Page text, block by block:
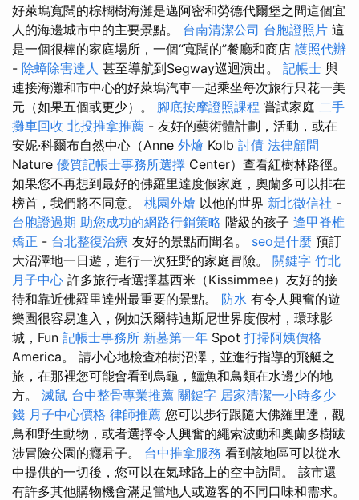
好萊塢寬闊的棕櫚樹海灘是邁阿密和勞德代爾堡之間這個宜
人的海邊城市中的主要景點。 台南清潔公司 台胞證照片 這
是一個很棒的家庭場所，一個“寬闊的”餐廳和商店 護照代辦
- 除蟑除害達人 甚至導航到Segway巡迴演出。 記帳士 與
連接海灘和市中心的好萊塢汽車一起乘坐每次旅行只花一美
元（如果五個或更少）。 腳底按摩證照課程 嘗試家庭 二手
攤車回收 北投推拿推薦 - 友好的藝術體計劃，活動，或在
安妮·科爾布自然中心（Anne 外燴 Kolb 討債 法律顧問
Nature 優質記帳士事務所選擇 Center）查看紅樹林路徑。
如果您不再想到最好的佛羅里達度假家庭，奧蘭多可以排在
榜首，我們將不同意。 桃園外燴 以他的世界 新北徵信社 -
台胞證過期 助您成功的網路行銷策略 階級的孩子 逢甲脊椎
矯正 - 台北整復治療 友好的景點而聞名。 seo是什麼 預訂
大沼澤地一日遊，進行一次狂野的家庭冒險。 關鍵字 竹北
月子中心 許多旅行者選擇基西米（Kissimmee）友好的接
待和靠近佛羅里達州最重要的景點。 防水 有令人興奮的遊
樂園很容易進入，例如沃爾特迪斯尼世界度假村，環球影
城，Fun 記帳士事務所 新墓第一年 Spot 打掃阿姨價格
America。 請小心地檢查柏樹沼澤，並進行指導的飛艇之
旅，在那裡您可能會看到烏龜，鱷魚和鳥類在水邊少的地
方。 滅鼠 台中整骨專業推薦 關鍵字 居家清潔一小時多少
錢 月子中心價格 律師推薦 您可以步行跟隨大佛羅里達，觀
鳥和野生動物，或者選擇令人興奮的繩索波動和奧蘭多樹跋
涉冒險公園的癮君子。 台中推拿服務 看到該地區可以從水
中提供的一切後，您可以在氣球路上的空中訪問。 該市還
有許多其他購物機會滿足當地人或遊客的不同口味和需求。